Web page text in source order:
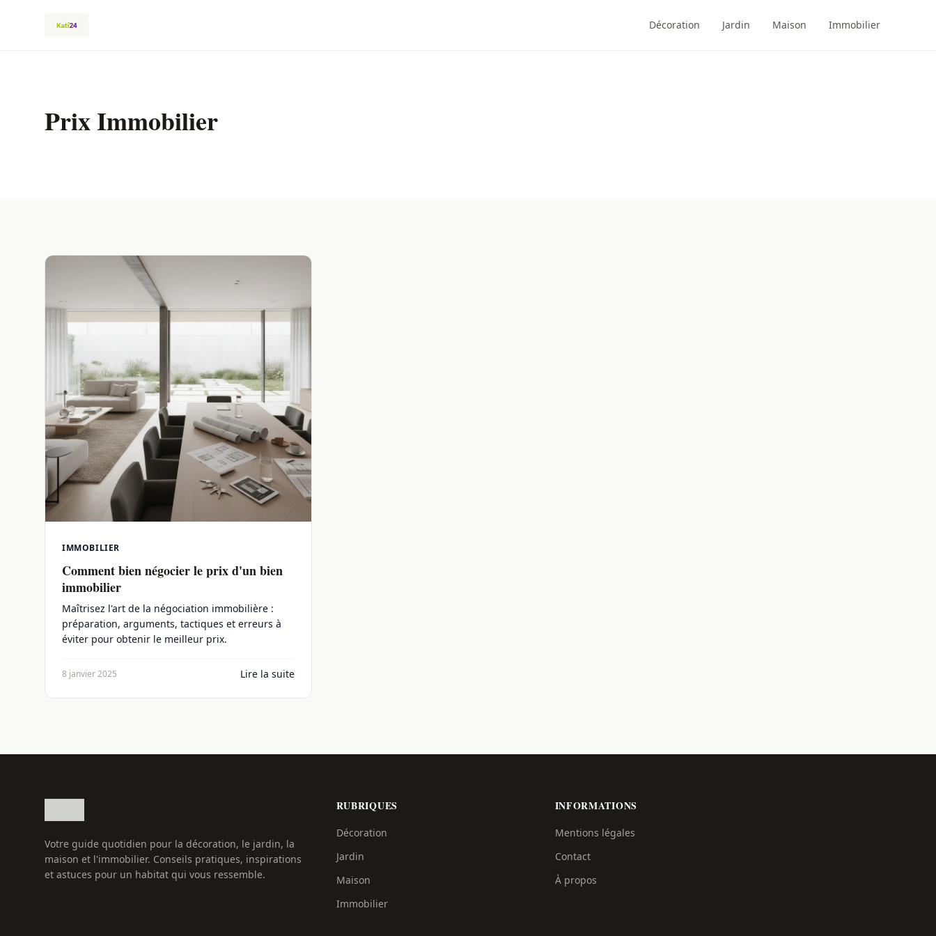
Décoration Jardin Maison Immobilier
Prix Immobilier
IMMOBILIER
Comment bien négocier le prix d'un bien
immobilier
Maîtrisez l'art de la négociation immobilière :
préparation, arguments, tactiques et erreurs à
éviter pour obtenir le meilleur prix.
8 janvier 2025 Lire la suite
Votre guide quotidien pour la décoration, le jardin, la
maison et l'immobilier. Conseils pratiques, inspirations
et astuces pour un habitat qui vous ressemble.
RUBRIQUES
Décoration
Jardin
Maison
Immobilier
INFORMATIONS
Mentions légales
Contact
À propos